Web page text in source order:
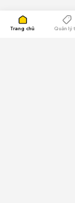
Trang chủ Quản lý